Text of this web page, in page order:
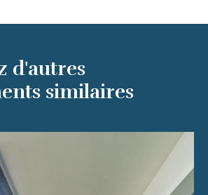
d'autres
similaires